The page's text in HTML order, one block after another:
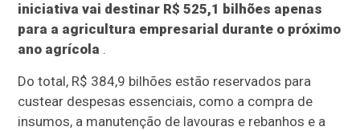
iniciativa vai destinar R$ 525,1 bilhões apenas
para a agricultura empresarial durante o próximo
ano agrícola .
Do total, R$ 384,9 bilhões estão reservados para
custear despesas essenciais, como a compra de
insumos, a manutenção de lavouras e rebanhos e a